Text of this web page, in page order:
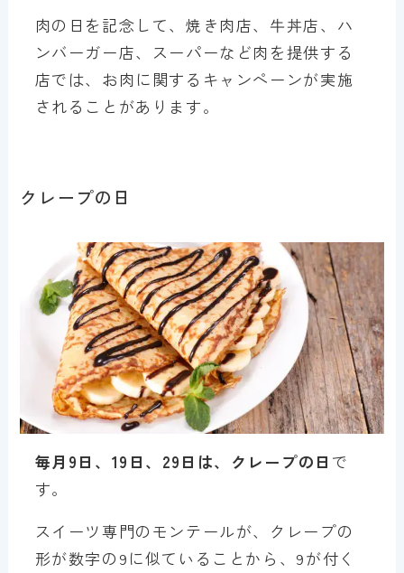
肉の日を記念して、焼き肉店、牛丼店、ハ
ンバーガー店、スーパーなど肉を提供する
店では、お肉に関するキャンペーンが実施
されることがあります。
クレープの日
毎月9日、19日、29日は、クレープの日 で
す。
スイーツ専門のモンテールが、クレープの
形が数字の9に似ていることから、9が付く